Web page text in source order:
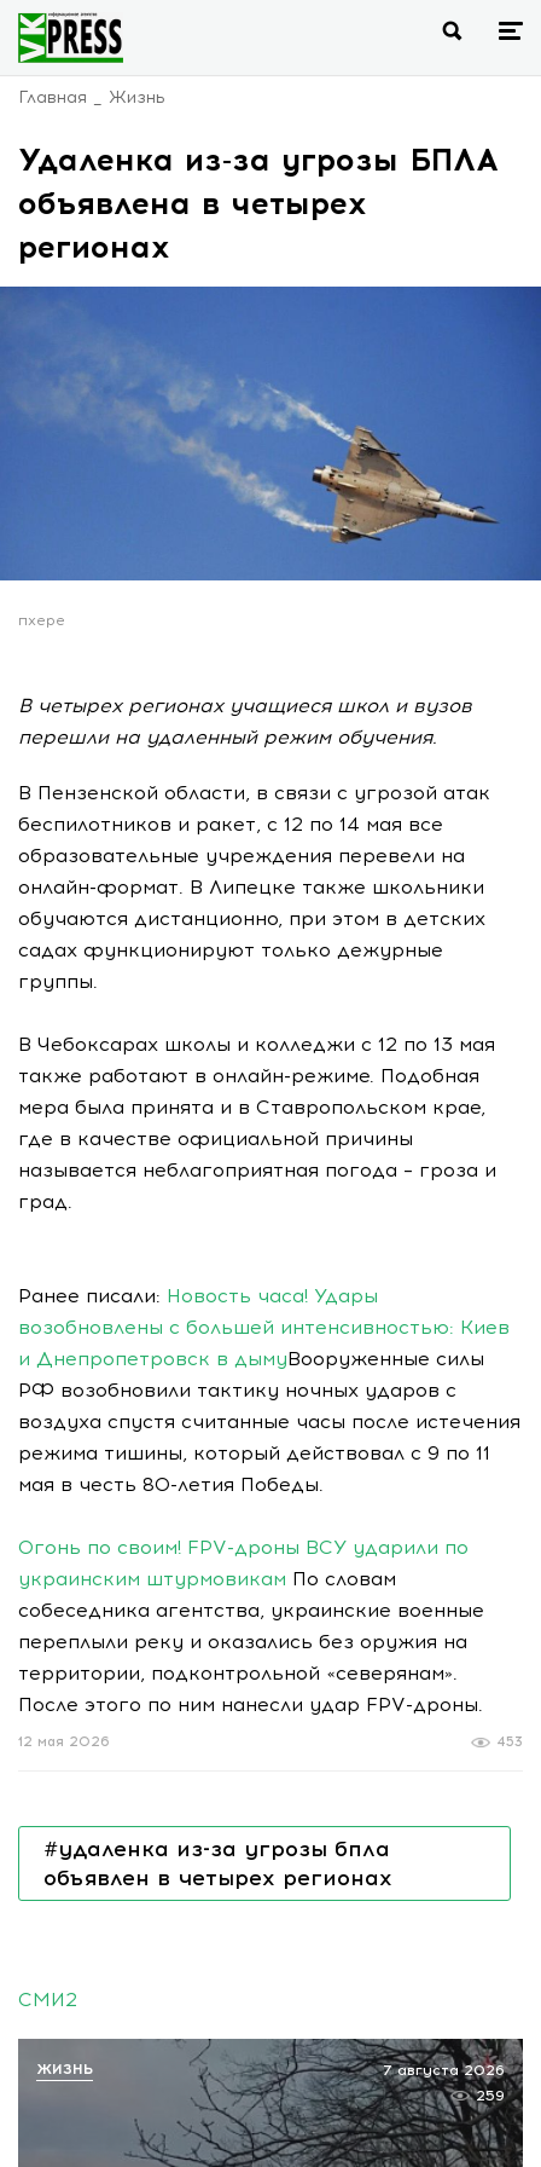
Главная Жизнь
Удаленка из-за угрозы БПЛА
объявлена в четырех
регионах
пхере
В четырех регионах учащиеся школ и вузов
перешли на удаленный режим обучения.
В Пензенской области, в связи с угрозой атак
беспилотников и ракет, с 12 по 14 мая все
образовательные учреждения перевели на
онлайн-формат. В Липецке также школьники
обучаются дистанционно, при этом в детских
садах функционируют только дежурные
группы.
В Чебоксарах школы и колледжи с 12 по 13 мая
также работают в онлайн-режиме. Подобная
мера была принята и в Ставропольском крае,
где в качестве официальной причины
называется неблагоприятная погода – гроза и
град.
Ранее писали: Новость часа! Удары
возобновлены с большей интенсивностью: Киев
и Днепропетровск в дымуВооруженные силы
РФ возобновили тактику ночных ударов с
воздуха спустя считанные часы после истечения
режима тишины, который действовал с 9 по 11
мая в честь 80-летия Победы.
Огонь по своим! FPV-дроны ВСУ ударили по
украинским штурмовикам По словам
собеседника агентства, украинские военные
переплыли реку и оказались без оружия на
территории, подконтрольной «северянам».
После этого по ним нанесли удар FPV-дроны.
453
12 мая 2026
#удаленка из-за угрозы бпла
объявлен в четырех регионах
СМИ2
7 августа 2026
259
ЖИЗНЬ